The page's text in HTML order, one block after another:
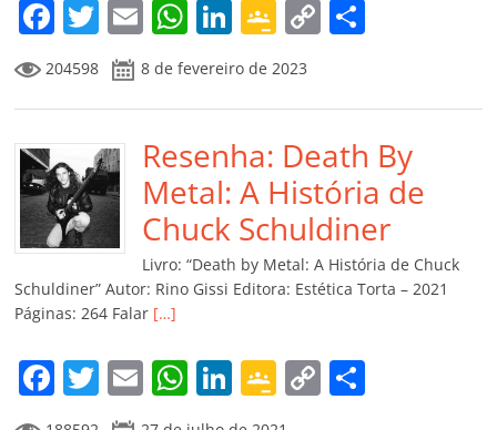
F
a
c
e
b
o
o
k
T
w
itt
er
E
m
ai
l
W
at
s
A
p
p
Li
k
e
dI
n
G
o
o
gl
e
Cl
a
ss
ro
m
C
y
Li
n
k
p
ar
til
h
ar
204598 8 de fevereiro de 2023
Resenha: Death By
Metal: A História de
Chuck Schuldiner
Livro: “Death by Metal: A História de Chuck
Schuldiner” Autor: Rino Gissi Editora: Estética Torta – 2021
Páginas: 264 Falar […]
F
a
T
w
E
m
W
h
Li
n
G
o
C